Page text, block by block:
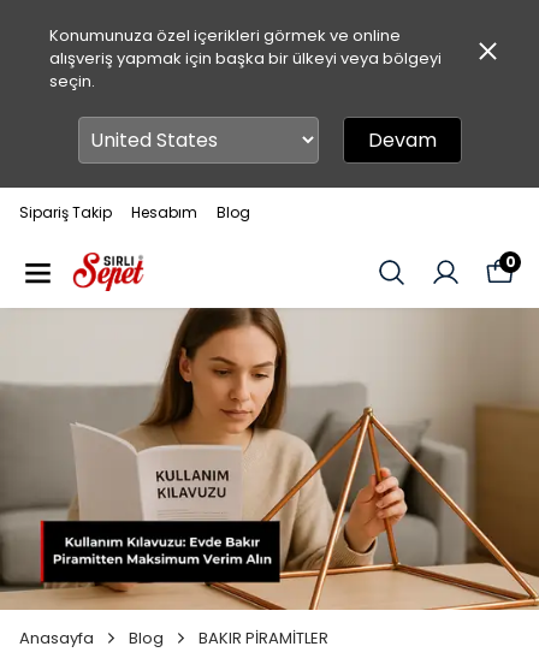
Konumunuza özel içerikleri görmek ve online
alışveriş yapmak için başka bir ülkeyi veya bölgeyi
seçin.
Devam
Sipariş Takip Hesabım Blog
0
Anasayfa Blog BAKIR PİRAMİTLER